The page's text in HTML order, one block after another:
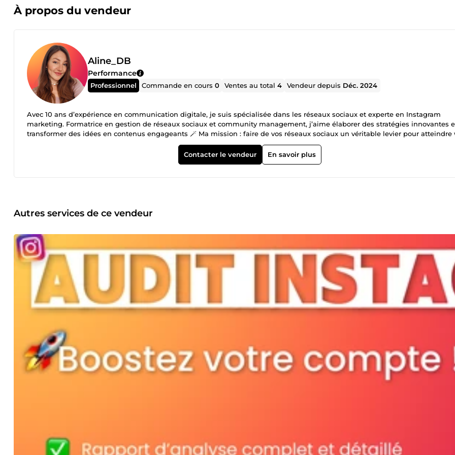
À propos du vendeur
Aline_DB
Performance
Professionnel Commande en cours0 Ventes au total4 Vendeur depuis Déc. 2024
Avec 10 ans d’expérience en communication digitale, je suis spécialisée dans les réseaux sociaux et experte en Instagram
marketing. Formatrice en gestion de réseaux sociaux et community management, j’aime élaborer des stratégies innovantes
transformer des idées en contenus engageants 🪄 Ma mission : faire de vos réseaux sociaux un véritable levier pour atteindre
Contacter le vendeur
En savoir plus
Autres services de ce vendeur